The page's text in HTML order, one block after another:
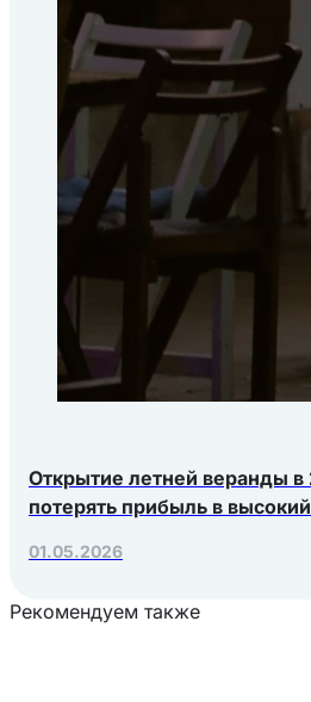
Открытие летней веранды в
потерять прибыль в
01.05.2026
Рекомендуем также
Загрузка товаров